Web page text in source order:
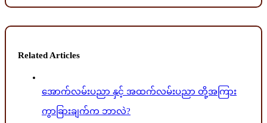
Related Articles
အောက်လမ်းပညာ နှင့် အထက်လမ်းပညာ တို့အကြား
ကွာခြားချက်က ဘာလဲ?